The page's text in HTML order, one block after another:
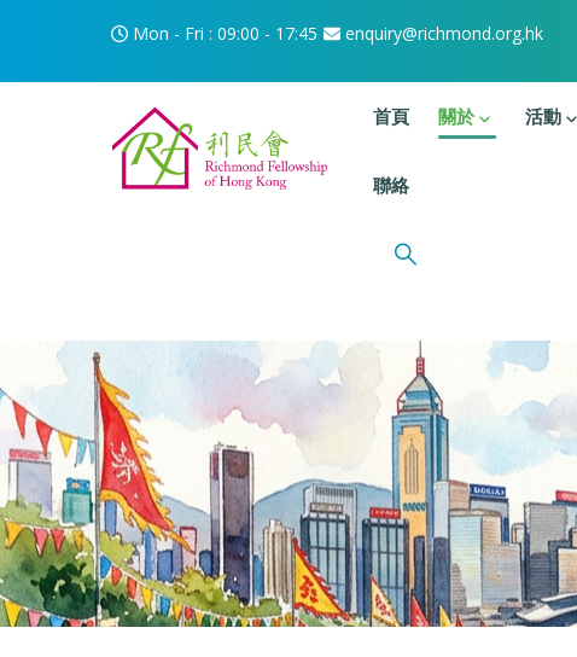
Mon - Fri : 09:00 - 17:45 enquiry@richmond.org.hk
主選單
首頁 關於 活動
聯絡